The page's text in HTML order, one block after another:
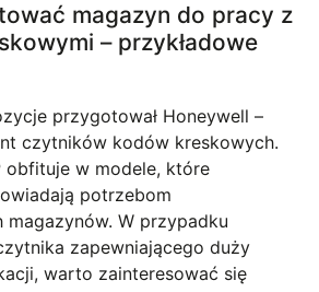
magazyn do pracy z
– przykładowe
przygotował Honeywell –
czytników kodów kreskowych.
obfituje w modele, które
potrzebom
magazynów. W przypadku
zapewniającego duży
warto zainteresować się